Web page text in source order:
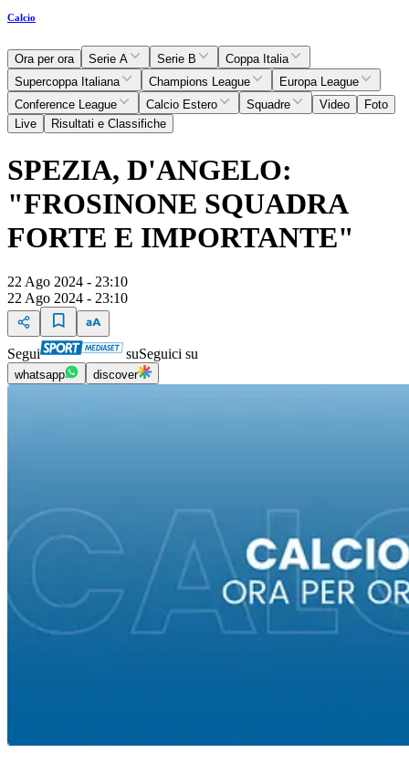
Calcio
Ora per ora Serie A Serie B
Coppa Italia
Supercoppa Italiana
Champions League
Europa League
Conference League
Calcio Estero Squadre Video
Foto
Live
Risultati e Classifiche
SPEZIA, D'ANGELO:
"FROSINONE SQUADRA
FORTE E IMPORTANTE"
22 Ago 2024 - 23:10
22 Ago 2024 - 23:10
Segui suSeguici su
whatsapp discover